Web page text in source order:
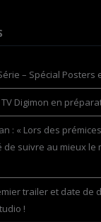
– Spécial Posters
Digimon en
: « Lors des
suivre au mieux le
trailer et date de
!